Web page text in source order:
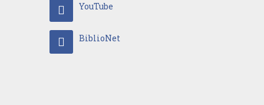
YouTube
BiblioNet